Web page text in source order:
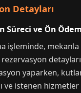
Detayları
Süreci ve Ön
işleminde, mekanla
yaparken,
ve istenen